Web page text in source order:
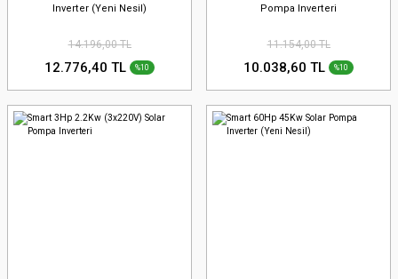
Inverter (Yeni Nesil)
14.196,00 TL
12.776,40 TL %10
Pompa Inverteri
11.154,00 TL
10.038,60 TL %10